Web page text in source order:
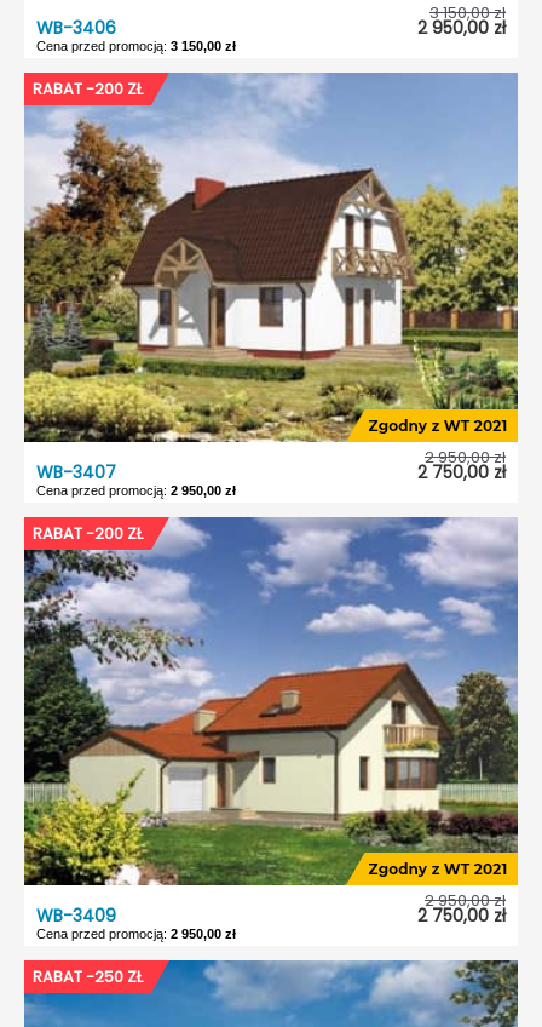
WB-3406 2 950,00 zł
3 150,00 zł
Cena przed promocją: 3 150,00 zł
WB-3406
Dostępność:
Typ projektu:
Garaż:
Bez garażu
Dach:
Dwuspadowy
Kąt nach. dachu:
39°
Odbicie lustrzane:
Tak
WB-3407 2 750,00 zł
2 950,00 zł
RABAT -200 ZŁ
Cena przed promocją: 2 950,00 zł
WB-3407
Dostępność:
5 dni roboczych
Typ projektu:
Wolnostojący
Garaż:
Bez garażu
Dach:
Dwuspadowy
Kąt nach. dachu:
29°
Odbicie lustrzane:
Tak
WB-3409 2 750,00 zł
2 950,00 zł
RABAT -200 ZŁ
Cena przed promocją: 2 950,00 zł
WB-3409
Dostępność:
5 dni roboczych
RABAT -250 ZŁ